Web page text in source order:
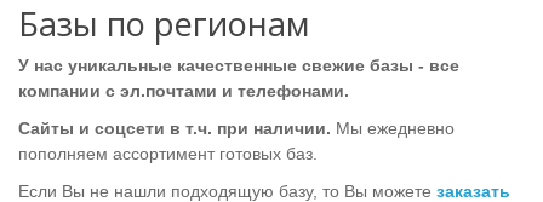
Базы по регионам
У нас уникальные качественные свежие базы - все
компании с эл.почтами и телефонами.
Сайты и соцсети в т.ч. при наличии. Мы ежедневно
пополняем ассортимент готовых баз.
Если Вы не нашли подходящую базу, то Вы можете заказать